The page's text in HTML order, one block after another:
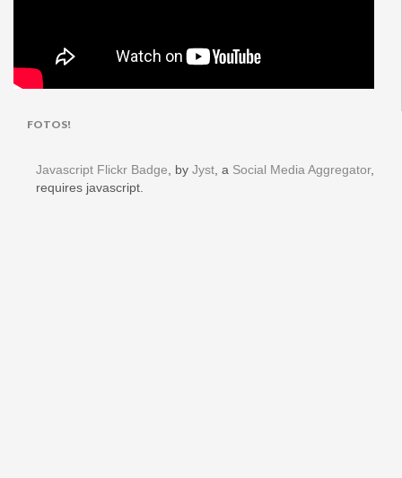
FOTOS!
Javascript Flickr Badge , by Jyst , a Social Media Aggregator,
requires javascript.